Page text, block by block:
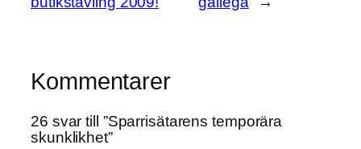
Kommentarer
26 svar till ”Sparrisätarens temporära
skunklikhet”